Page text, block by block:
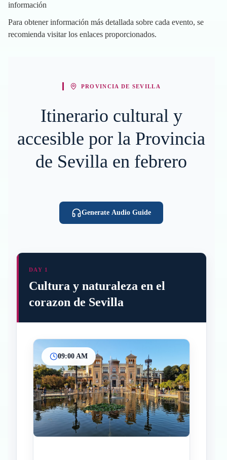
información
Para obtener información más detallada sobre cada evento, se
recomienda visitar los enlaces proporcionados.
PROVINCIA DE SEVILLA
Itinerario cultural y
accesible por la Provincia
de Sevilla en febrero
Generate Audio Guide
DAY 1
Cultura y naturaleza en el
corazon de Sevilla
09:00 AM